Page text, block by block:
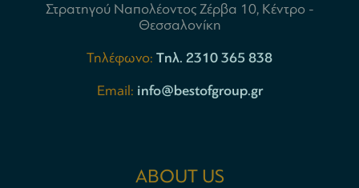
Στρατηγού Ναπολέοντος Ζέρβα 10, Κέντρο -
Θεσσαλονίκη
Τηλέφωνο: Tηλ. 2310 365 838
Email: info@bestofgroup.gr
ABOUT US